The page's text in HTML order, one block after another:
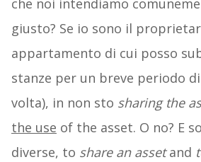
che noi intendiamo
giusto? Se io sono il
appartamento di cui posso
stanze per un breve periodo
volta), in non sto sharing the
the use of the asset. O no? E
diverse, to share an assetand